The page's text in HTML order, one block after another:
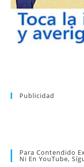
Publicidad
Para Contendido
Ni En YouTube,